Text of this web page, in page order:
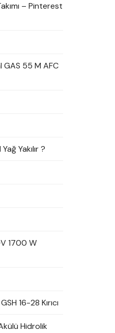
– Pinterest
55 M AFC
Yakılır ?
1700 W
16-28 Kırıcı
Hidrolik